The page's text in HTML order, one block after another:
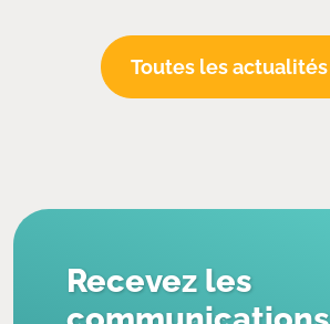
Toutes les actualités
Recevez les